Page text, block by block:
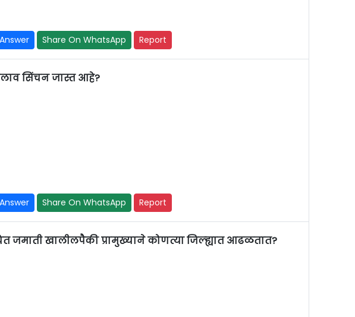
Answer Share On WhatsApp Report
सिंचन जास्त आहे?
Answer Share On WhatsApp Report
जमाती खालीलपैकी प्रामुख्याने कोणत्या जिल्ह्यात आढळतात?